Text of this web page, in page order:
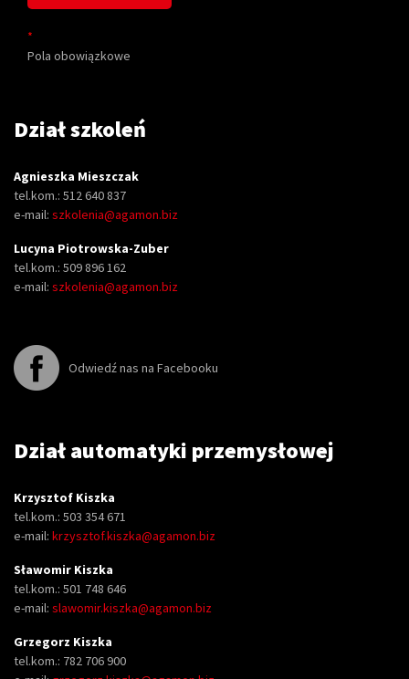
*
Pola obowiązkowe
Dział szkoleń
Agnieszka Mieszczak
tel.kom.: 512 640 837
e-mail: szkolenia@agamon.biz
Lucyna Piotrowska-Zuber
tel.kom.: 509 896 162
e-mail: szkolenia@agamon.biz
Odwiedź nas na Facebooku
Dział automatyki przemysłowej
Krzysztof Kiszka
tel.kom.: 503 354 671
e-mail: krzysztof.kiszka@agamon.biz
Sławomir Kiszka
tel.kom.: 501 748 646
e-mail: slawomir.kiszka@agamon.biz
Grzegorz Kiszka
tel.kom.: 782 706 900